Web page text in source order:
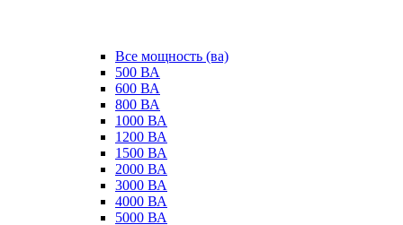
Все мощность (ва)
500 ВА
600 ВА
800 ВА
1000 ВА
1200 ВА
1500 ВА
2000 ВА
3000 ВА
4000 ВА
5000 ВА